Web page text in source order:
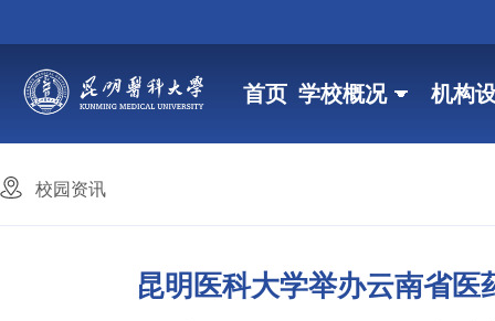
首页 学校概况 机构
校园资讯
昆明医科大学举办云南省